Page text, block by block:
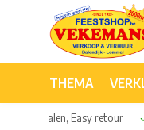
THEMA
Veilig betalen, Easy retour